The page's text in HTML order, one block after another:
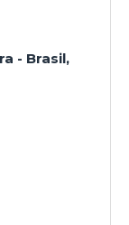
- Brasil,